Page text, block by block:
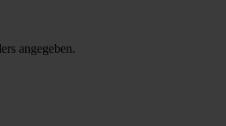
angegeben.